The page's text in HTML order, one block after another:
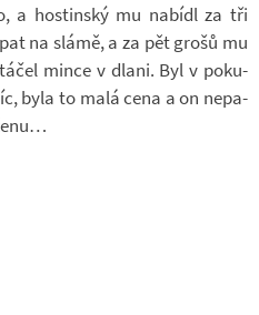
a hos­tin­ský mu na­bídl za tři
na slámě, a za pět grošů mu
mince v dlani. Byl v po­ku­
byla to malá cena a on ne­pa­